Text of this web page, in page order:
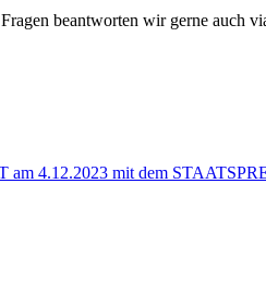
beantworten wir gerne auch
4.12.2023 mit dem